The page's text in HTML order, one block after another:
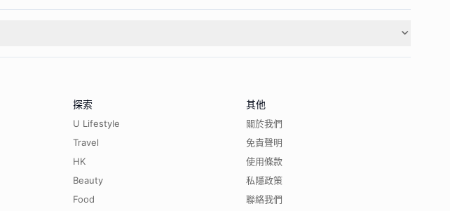
探索
U Lifestyle
Travel
HK
Beauty
Food
其他
關於我們
免責聲明
使用條款
私隱政策
聯絡我們